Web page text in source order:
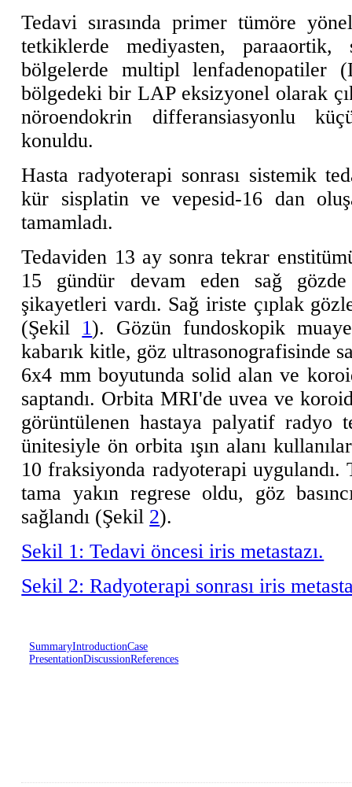
Tedavi sırasında primer tümöre
tetkiklerde mediyasten,
bölgelerde multipl lenfadenopatiler
bölgedeki bir LAP eksizyonel olarak
nöroendokrin differansiasyonlu
konuldu.
Hasta radyoterapi sonrası sistemik
kür sisplatin ve vepesid-16 dan
tamamladı.
Tedaviden 13 ay sonra tekrar
15 gündür devam eden sağ gözde
şikayetleri vardı. Sağ iriste çıplak
(Şekil 1). Gözün fundoskopik
kabarık kitle, göz ultrasonografisinde
6x4 mm boyutunda solid alan ve
saptandı. Orbita MRI'de uvea ve
görüntülenen hastaya palyatif radyo
ünitesiyle ön orbita ışın alanı
10 fraksiyonda radyoterapi uygulandı.
tama yakın regrese oldu, göz
sağlandı (Şekil 2).
Sekil 1: Tedavi öncesi iris metastazı.
Sekil 2: Radyoterapi sonrası iris
SummaryIntroductionCase
PresentationDiscussionReferences